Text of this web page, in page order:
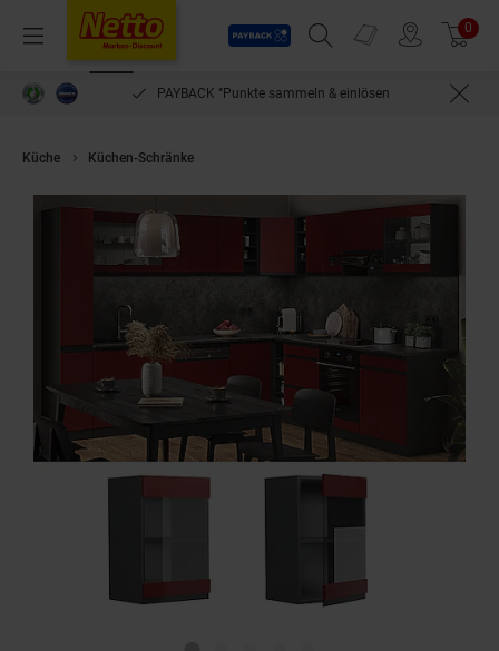
Menü
Payback
Suchfeld einblenden
Prospekte 0
PAYBACK °Punkte sammeln & einlösen
Küche Küchen-Schränke